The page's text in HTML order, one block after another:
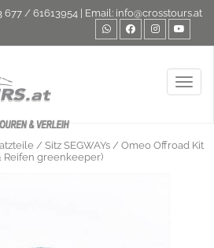
677 / 61613954 | Email: info@crosstours.at
/ Sitz SEGWAYs / Omeo Offroad Kit
Reifen greenkeeper)